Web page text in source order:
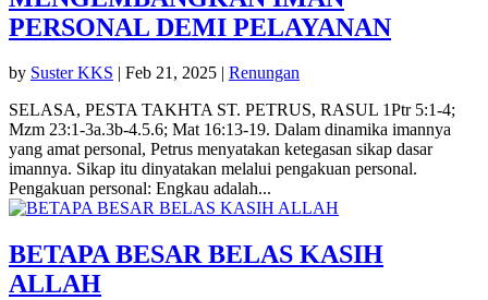
PERSONAL DEMI PELAYANAN
by Suster KKS | Feb 21, 2025 | Renungan
SELASA, PESTA TAKHTA ST. PETRUS, RASUL 1Ptr 5:1-4;
Mzm 23:1-3a.3b-4.5.6; Mat 16:13-19. Dalam dinamika imannya
yang amat personal, Petrus menyatakan ketegasan sikap dasar
imannya. Sikap itu dinyatakan melalui pengakuan personal.
Pengakuan personal: Engkau adalah...
BETAPA BESAR BELAS KASIH
ALLAH